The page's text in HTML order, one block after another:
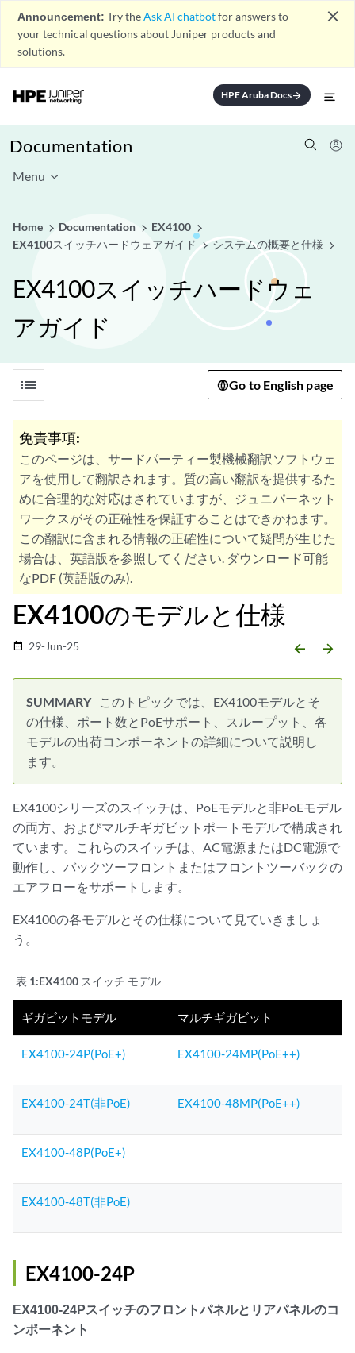
Announcement: Try theAsk AI chatbotfor answers to
your technical questions about Juniper products and
solutions.
close
HPE Aruba Docsarrow_forward
Documentation
Menu
Home Documentation
EX4100
EX4100スイッチハードウェアガイド
システムの概要と仕様
EX4100スイッチハードウェ
アガイド
list Go to English page
免責事項:
このページは、サードパーティー製機械翻訳ソフトウェ
アを使用して翻訳されます。質の高い翻訳を提供するた
めに合理的な対応はされていますが、ジュニパーネット
ワークスがその正確性を保証することはできかねます。
この翻訳に含まれる情報の正確性について疑問が生じた
場合は、英語版を参照してください. ダウンロード可能
なPDF (英語版のみ).
EX4100のモデルと仕様
date_range 29-Jun-25 arrow_backward arrow_forward
このトピックでは、EX4100モデルとそ
の仕様、ポート数とPoEサポート、スループット、各
モデルの出荷コンポーネントの詳細について説明し
ます。
EX4100シリーズのスイッチは、PoEモデルと非PoEモデル
の両方、およびマルチギガビットポートモデルで構成され
ています。これらのスイッチは、AC電源またはDC電源で
動作し、バックツーフロントまたはフロントツーバックの
エアフローをサポートします。
EX4100の各モデルとその仕様について見ていきましょ
う。
表 1:EX4100 スイッチ モデル
ギガビットモデル マルチギガビット
EX4100-24P(PoE+) EX4100-24MP(PoE++)
EX4100-24T(非PoE) EX4100-48MP(PoE++)
EX4100-48P(PoE+)
EX4100-48T(非PoE)
EX4100-24P
EX4100-24Pスイッチのフロントパネルとリアパネルのコ
ンポーネント